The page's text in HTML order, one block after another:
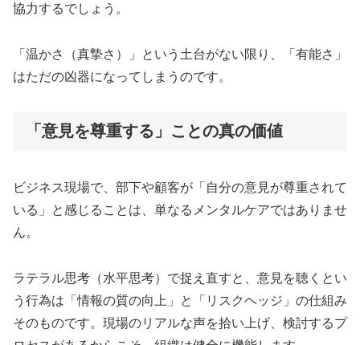
協力するでしょう。
「温かさ（真摯さ）」という土台がない限り、「有能さ」
はただの凶器になってしまうのです。
「意見を尊重する」ことの真の価値
ビジネス現場で、部下や顧客が「自分の意見が尊重されて
いる」と感じることは、単なるメンタルケアではありませ
ん。
ラテラル思考（水平思考）で捉え直すと、意見を聴くとい
う行為は「情報の質の向上」と「リスクヘッジ」の仕組み
そのものです。現場のリアルな声を拾い上げ、検討するプ